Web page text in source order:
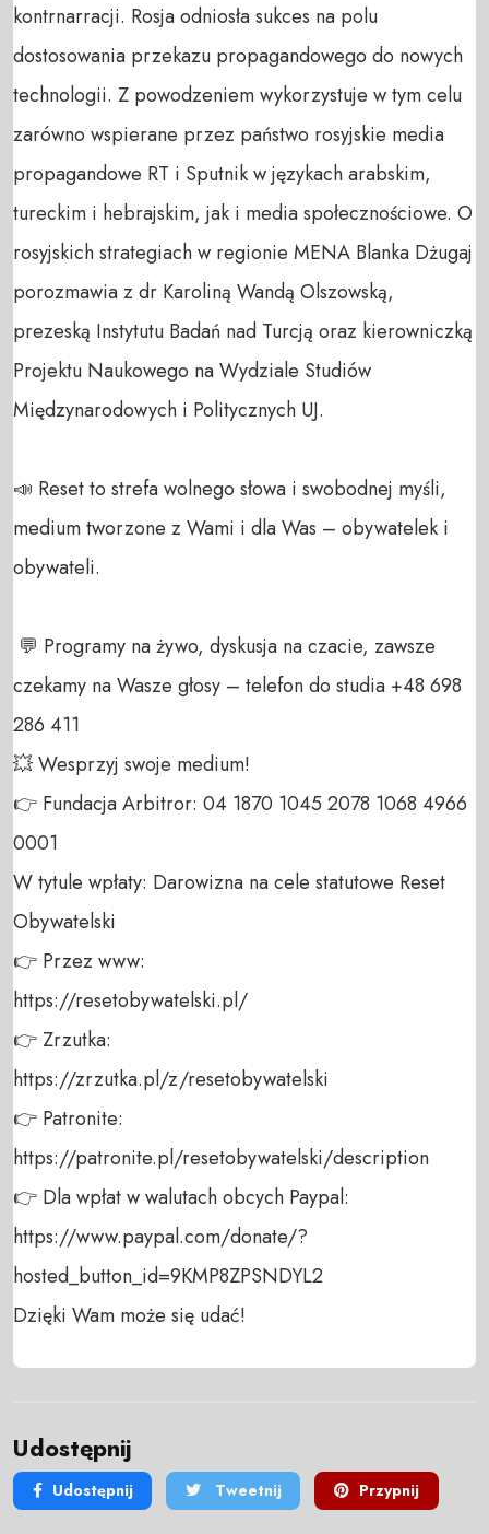
kontrnarracji. Rosja odniosła sukces na polu
dostosowania przekazu propagandowego do nowych
technologii. Z powodzeniem wykorzystuje w tym celu
zarówno wspierane przez państwo rosyjskie media
propagandowe RT i Sputnik w językach arabskim,
tureckim i hebrajskim, jak i media społecznościowe. O
rosyjskich strategiach w regionie MENA Blanka Dżugaj
porozmawia z dr Karoliną Wandą Olszowską,
prezeską Instytutu Badań nad Turcją oraz kierowniczką
Projektu Naukowego na Wydziale Studiów
Międzynarodowych i Politycznych UJ.
📣 Reset to strefa wolnego słowa i swobodnej myśli,
medium tworzone z Wami i dla Was – obywatelek i
obywateli.
czekamy na Wasze głosy – telefon do studia +48 698
286 411
💥 Wesprzyj swoje medium!
👉 Fundacja Arbitror: 04 1870 1045 2078 1068 4966
0001
W tytule wpłaty: Darowizna na cele statutowe Reset
Obywatelski
👉 Przez www:
https://resetobywatelski.pl/
👉 Zrzutka:
https://zrzutka.pl/z/resetobywatelski
👉 Patronite:
https://patronite.pl/resetobywatelski/description
👉 Dla wpłat w walutach obcych Paypal:
https://www.paypal.com/donate/?
hosted_button_id=9KMP8ZPSNDYL2
Dzięki Wam może się udać!
Udostępnij
Udostępnij Tweetnij Przypnij